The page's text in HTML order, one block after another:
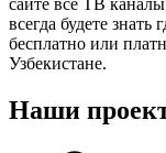
сайте все ТВ
всегда будете
бесплатно или
Узбекистане.
Наши